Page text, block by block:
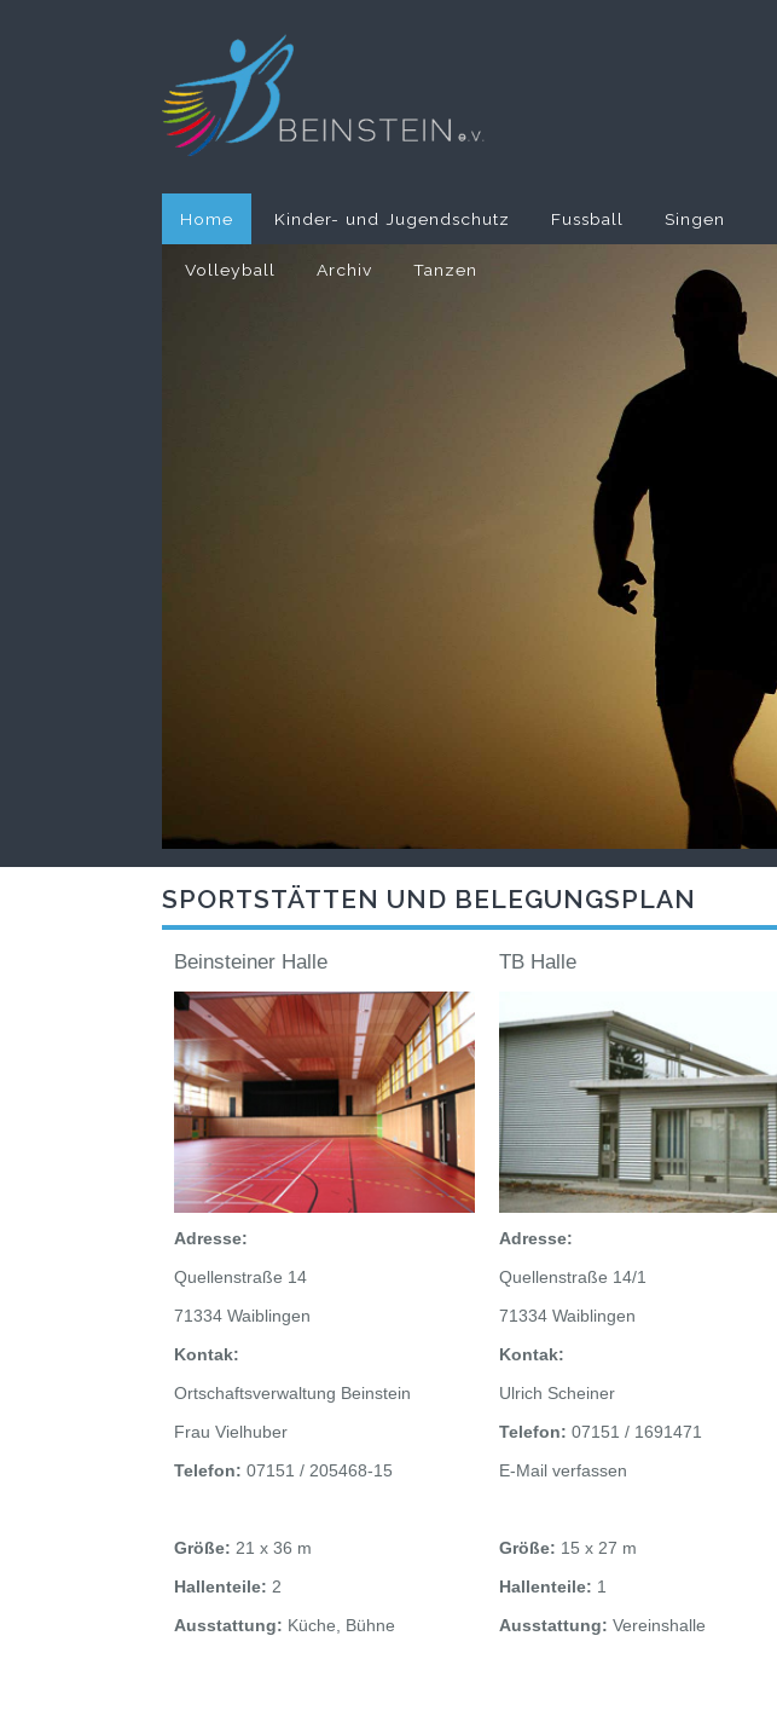
Home Kinder- und Jugendschutz Fussball Singen
Volleyball Archiv Tanzen
SPORTSTÄTTEN UND BELEGUNGSPLAN
Beinsteiner Halle
Adresse:
Quellenstraße 14
71334 Waiblingen
Kontak:
Ortschaftsverwaltung Beinstein
Frau Vielhuber
Telefon: 07151 / 205468-15
Größe: 21 x 36 m
Hallenteile: 2
Ausstattung: Küche, Bühne
TB Halle
Adresse:
Quellenstraße 14/1
71334 Waiblingen
Kontak:
Ulrich Scheiner
Telefon: 07151 / 1691471
E-Mail verfassen
Größe: 15 x 27 m
Hallenteile: 1
Ausstattung: Vereinshalle